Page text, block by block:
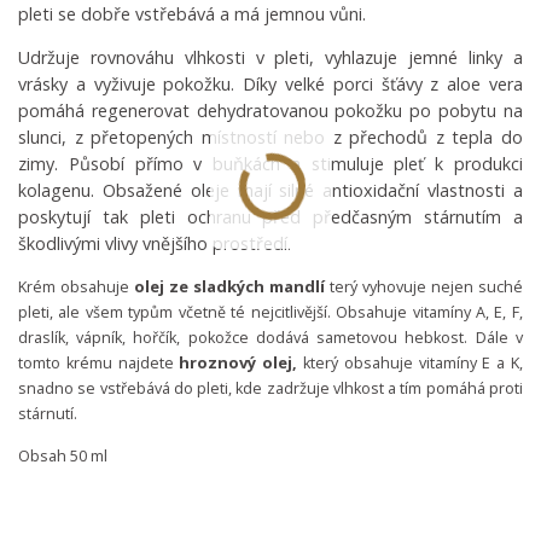
pleti se dobře vstřebává a má jemnou vůni.
Udržuje rovnováhu vlhkosti v pleti, vyhlazuje jemné linky a
vrásky a vyživuje pokožku. Díky velké porci šťávy z aloe vera
pomáhá regenerovat dehydratovanou pokožku po pobytu na
slunci, z přetopených místností nebo z přechodů z tepla do
zimy. Působí přímo v buňkách a stimuluje pleť k produkci
kolagenu. Obsažené oleje mají silné antioxidační vlastnosti a
poskytují tak pleti ochranu před předčasným stárnutím a
škodlivými vlivy vnějšího prostředí.
Krém obsahuje olej ze sladkých mandlíterý vyhovuje nejen suché
pleti, ale všem typům včetně té nejcitlivější. Obsahuje vitamíny A, E, F,
draslík, vápník, hořčík, pokožce dodává sametovou hebkost. Dále v
tomto krému najdete hroznový olej, který obsahuje vitamíny E a K,
snadno se vstřebává do pleti, kde zadržuje vlhkost a tím pomáhá proti
stárnutí.
Obsah 50 ml